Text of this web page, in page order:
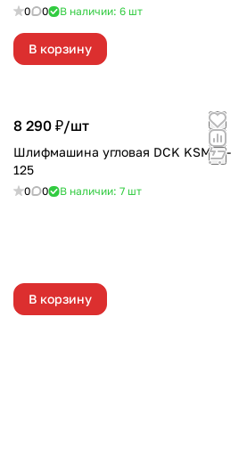
0 0 В наличии: 6 шт
В корзину
8 290 ₽/шт
Шлифмашина угловая DCK KSM05-
125
0 0 В наличии: 7 шт
В корзину